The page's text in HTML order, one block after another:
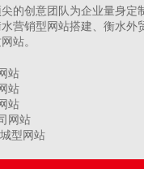
的创意团队为企业量身
营销型网站搭建、衡水
站。
站
站
站
网站
型网站